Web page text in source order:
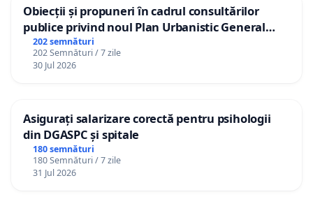
Obiecții și propuneri în cadrul consultărilor
publice privind noul Plan Urbanistic General
(PUG) Ialoveni
202 semnături
202 Semnături / 7 zile
30 Jul 2026
Asigurați salarizare corectă pentru psihologii
din DGASPC și spitale
180 semnături
180 Semnături / 7 zile
31 Jul 2026